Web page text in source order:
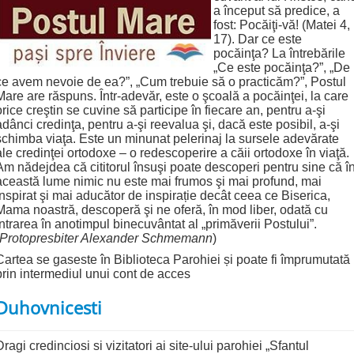
a început să predice, a
fost: Pocăiţi-vă! (Matei 4,
17). Dar ce este
pocăinţa? La întrebările
„Ce este pocăinţa?”, „De
avem nevoie de ea?”, „Cum trebuie să o practicăm?”, Postul
are răspuns. Într‑adevăr, este o şcoală a pocăinţei, la care
creştin se cuvine să participe în fiecare an, pentru a‑şi
credinţa, pentru a‑şi reevalua şi, dacă este posibil, a‑şi
viaţa. Este un minunat pelerinaj la sursele adevărate
credinţei ortodoxe – o redescoperire a căii ortodoxe în viaţă.
nădejdea că cititorul însuşi poate descoperi pentru sine că
lume nimic nu este mai frumos şi mai profund, mai
şi mai aducător de inspirație decât ceea ce Biserica,
noastră, descoperă şi ne oferă, în mod liber, odată cu
în anotimpul binecuvântat al „primăverii Postului”.
Protopresbiter Alexander Schmemann)
se gaseste în Biblioteca Parohiei și poate fi împrumutată
intermediul unui cont de acces
credinciosi si vizitatori ai site-ului parohiei „Sfantul